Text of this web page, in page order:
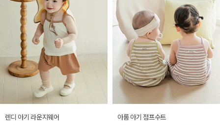
렌디 아기 라운지웨어 아롬 아기 점프수트